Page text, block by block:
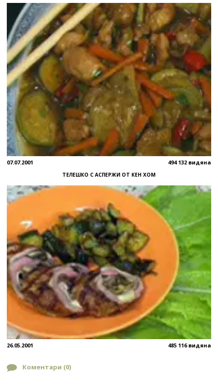
07.07.2001 494 132 видяна
ТЕЛЕШКО С АСПЕРЖИ ОТ КЕН ХОМ
26.05.2001 485 116 видяна
Коментари (0)